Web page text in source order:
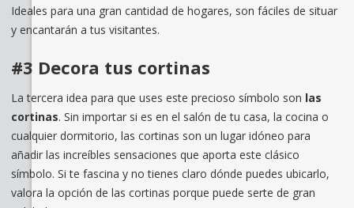
Ideales para una gran cantidad de hogares, son fáciles de situar
y encantarán a tus visitantes.
#3 Decora tus cortinas
La tercera idea para que uses este precioso símbolo son las
cortinas. Sin importar si es en el salón de tu casa, la cocina o
cualquier dormitorio, las cortinas son un lugar idóneo para
añadir las increíbles sensaciones que aporta este clásico
símbolo. Si te fascina y no tienes claro dónde puedes ubicarlo,
valora la opción de las cortinas porque puede serte de gran